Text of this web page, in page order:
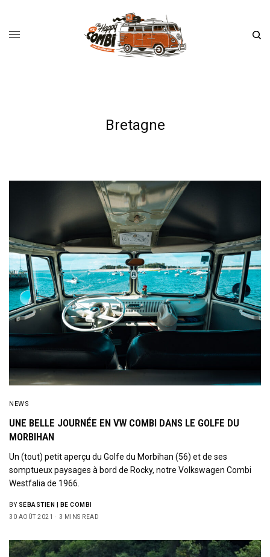
Bretagne
NEWS
UNE BELLE JOURNÉE EN VW COMBI DANS LE GOLFE DU
MORBIHAN
Un (tout) petit aperçu du Golfe du Morbihan (56) et de ses
somptueux paysages à bord de Rocky, notre Volkswagen Combi
Westfalia de 1966.
BY SÉBASTIEN | BE COMBI
30 AOÛT 2021
3 MINS READ